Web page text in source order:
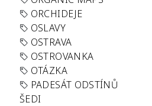
ORCHIDEJE
OSLAVY
OSTRAVA
OSTROVANKA
OTÁZKA
PADESÁT ODSTÍNŮ
ŠEDI